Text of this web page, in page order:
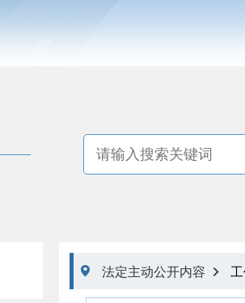
 法定主动公开内容 